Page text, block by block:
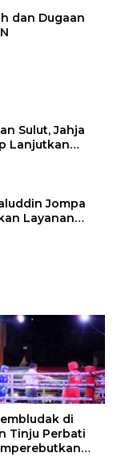
dan Dugaan
Sulut, Jahja
Lanjutkan
Jompa
Layanan
di
Tinju Perbati